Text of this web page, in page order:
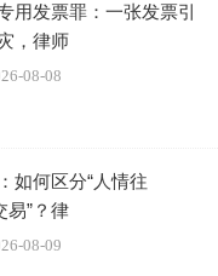
如果防卫行为明显超
卫过当，需要承担刑
、抢劫、强奸、绑架
法侵害人伤亡的，不
件，当事人往往认为
出于愤怒情绪，还手
用发票罪：一张发票引
，律师
08-08
如何区分“人情往
易”？律
08-09